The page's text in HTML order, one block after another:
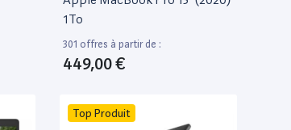
1To
301 offres à partir de :
449,00 €
Top Produit